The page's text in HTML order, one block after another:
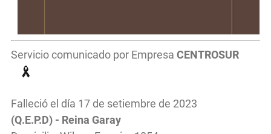
Servicio comunicado por Empresa CENTROSUR
Falleció el día 17 de setiembre de 2023
(Q.E.P.D) - Reina Garay